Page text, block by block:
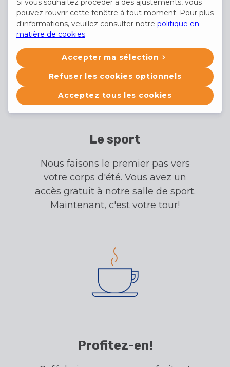
Le sport
Nous faisons le premier pas vers
votre corps d'été. Vous avez un
accès gratuit à notre salle de sport.
Maintenant, c'est votre tour!
Profitez-en!
pouvez rouvrir cette fenêtre à tout moment. Pour plus
d'informations, veuillez consulter notre politique en
matière de cookies.
Accepter ma sélection
Refuser les cookies optionnels
Acceptez tous les cookies